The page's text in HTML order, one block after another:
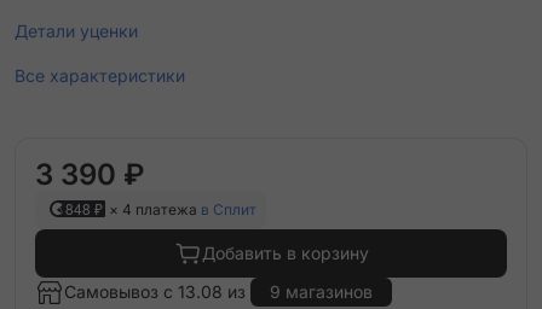
Детали уценки
Все характеристики
3 390 ₽
848 ₽ × 4 платежа в Сплит
Добавить в корзину
Самовывоз с 13.08 из
9 магазинов